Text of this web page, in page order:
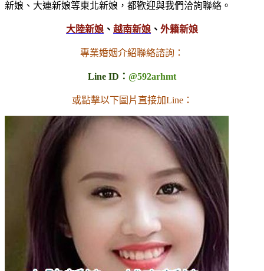
新娘、大連新娘等東北新娘，都歡迎與我們洽詢聯絡。
大陸新娘 、 越南新娘 、 外籍新娘
專業婚姻介紹聯絡諮詢：
Line ID： @592arhmt
或點擊以下圖片直接加Line：